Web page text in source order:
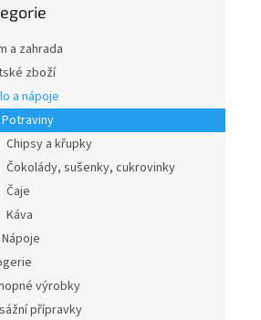
a zahrada
zboží
a nápoje
Potraviny
Chipsy a křupky
Čokolády, sušenky, cukrovinky
Čaje
Káva
Nápoje
výrobky
přípravky